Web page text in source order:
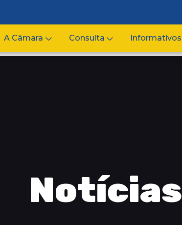
A Câmara Consulta Informativos
Notícias